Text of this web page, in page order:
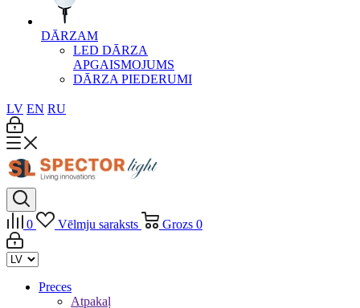
DĀRZAM
LED DĀRZA
APGAISMOJUMS
DĀRZA PIEDERUMI
LV EN RU
0 Vēlmju saraksts Grozs 0
Preces
Atpakaļ